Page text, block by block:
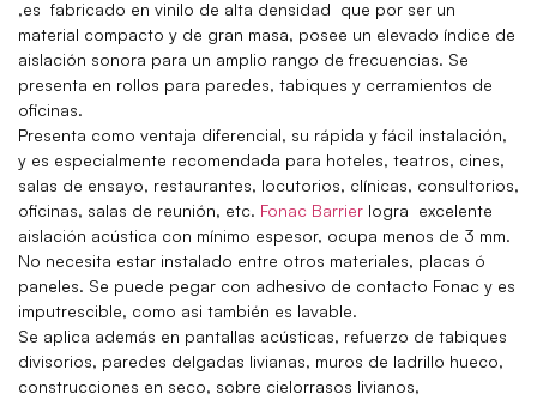
,es fabricado en vinilo de alta densidad que por ser un
material compacto y de gran masa, posee un elevado índice de
aislación sonora para un amplio rango de frecuencias. Se
presenta en rollos para paredes, tabiques y cerramientos de
oficinas.
Presenta como ventaja diferencial, su rápida y fácil instalación,
y es especialmente recomendada para hoteles, teatros, cines,
salas de ensayo, restaurantes, locutorios, clínicas, consultorios,
oficinas, salas de reunión, etc. Fonac Barrier logra excelente
aislación acústica con mínimo espesor, ocupa menos de 3 mm.
No necesita estar instalado entre otros materiales, placas ó
paneles. Se puede pegar con adhesivo de contacto Fonac y es
imputrescible, como asi también es lavable.
Se aplica además en pantallas acústicas, refuerzo de tabiques
divisorios, paredes delgadas livianas, muros de ladrillo hueco,
construcciones en seco, sobre cielorrasos livianos,